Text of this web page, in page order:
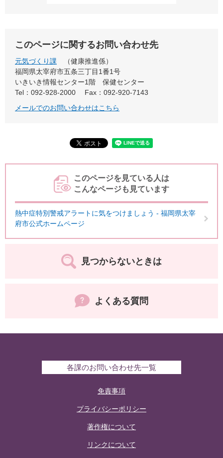
このページに関するお問い合わせ先
元気づくり課
健康推進係
福岡県太宰府市五条三丁目1番1号
いきいき情報センター1階 保健センター
Tel：092-928-2000
Fax：092-920-7143
メールでのお問い合わせはこちら
このページを見ている人は
こんなページも見ています
熱中症特別警戒アラートに気をつけましょう - 福岡県太宰
府市公式ホームページ
見つからないときは
よくある質問
各課のお問い合わせ先一覧
免責事項
プライバシーポリシー
著作権について
リンクについて